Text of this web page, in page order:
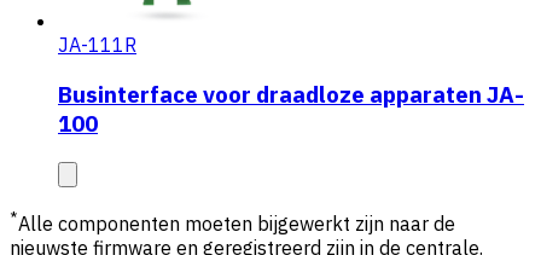
JA-111R
Businterface voor draadloze apparaten JA-
100
*Alle componenten moeten bijgewerkt zijn naar de
nieuwste firmware en geregistreerd zijn in de centrale.